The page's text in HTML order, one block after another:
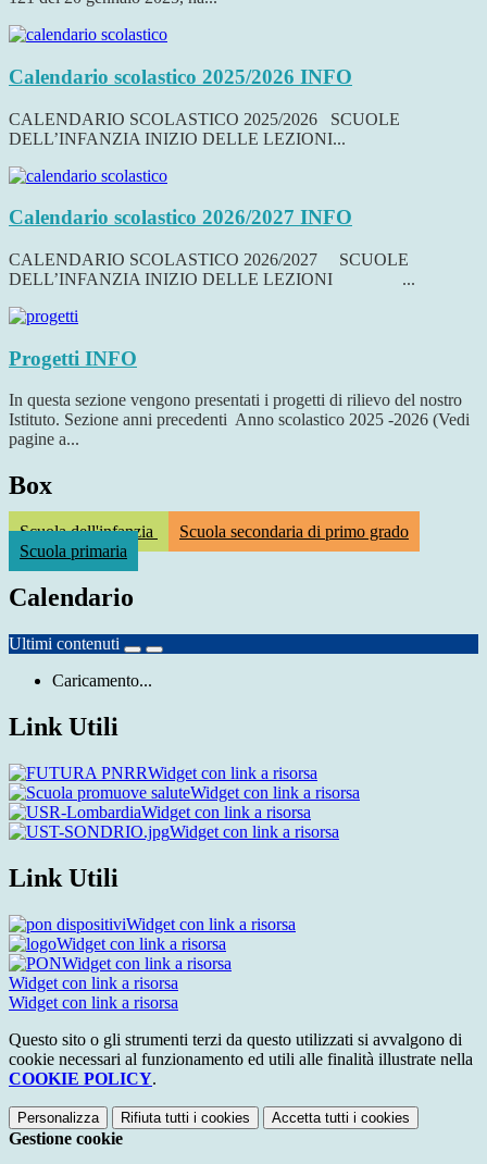
Calendario scolastico 2025/2026 INFO
CALENDARIO SCOLASTICO 2025/2026 SCUOLE
DELL’INFANZIA INIZIO DELLE LEZIONI...
Calendario scolastico 2026/2027 INFO
CALENDARIO SCOLASTICO 2026/2027 SCUOLE
DELL’INFANZIA INIZIO DELLE LEZIONI ...
Progetti INFO
In questa sezione vengono presentati i progetti di rilievo del nostro
Istituto. Sezione anni precedenti Anno scolastico 2025 -2026 (Vedi
pagine a...
Box
Scuola dell'infanzia
Scuola secondaria di primo grado
Scuola primaria
Calendario
Ultimi contenuti
Caricamento...
Link Utili
Widget con link a risorsa
Widget con link a risorsa
Widget con link a risorsa
Widget con link a risorsa
Link Utili
Widget con link a risorsa
Widget con link a risorsa
Widget con link a risorsa
Widget con link a risorsa
Widget con link a risorsa
Questo sito o gli strumenti terzi da questo utilizzati si avvalgono di
cookie necessari al funzionamento ed utili alle finalità illustrate nella
COOKIE POLICY.
Personalizza Rifiuta tutti i cookies Accetta tutti i cookies
Gestione cookie